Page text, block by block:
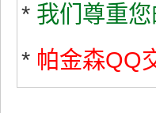
* 我们尊重
* 帕金森QQ